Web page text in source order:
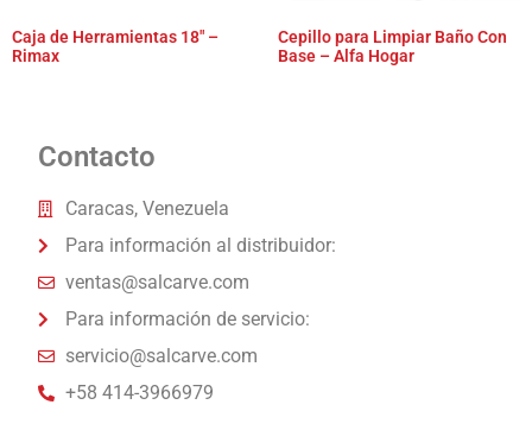
Caja de Herramientas 18″ –
Rimax
Cepillo para Limpiar Baño Con
Base – Alfa Hogar
Contacto
Caracas, Venezuela
Para información al distribuidor:
ventas@salcarve.com
Para información de servicio:
servicio@salcarve.com
+58 414-3966979